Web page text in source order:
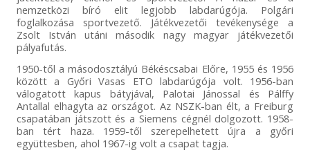
nemzetközi bíró elit legjobb labdarúgója. Polgári
foglalkozása sportvezető. Játékvezetői tevékenysége a
Zsolt István utáni második nagy magyar játékvezetői
pályafutás.
1950-től a másodosztályú Békéscsabai Előre, 1955 és 1956
között a Győri Vasas ETO labdarúgója volt. 1956-ban
válogatott kapus bátyjával, Palotai Jánossal és Pálffy
Antallal elhagyta az országot. Az NSZK-ban élt, a Freiburg
csapatában játszott és a Siemens cégnél dolgozott. 1958-
ban tért haza. 1959-től szerepelhetett újra a győri
együttesben, ahol 1967-ig volt a csapat tagja.